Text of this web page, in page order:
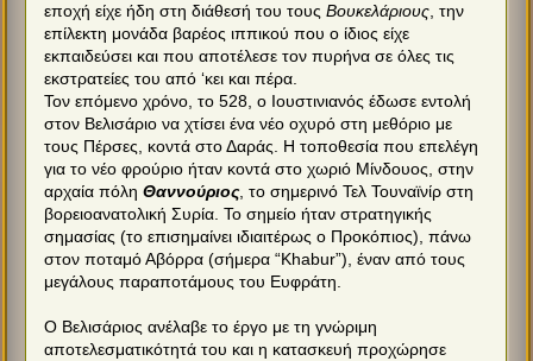
εποχή είχε ήδη στη διάθεσή του τουςΒουκελάριους, την
επίλεκτη μονάδα βαρέος ιππικού που ο ίδιος είχε
εκπαιδεύσει και που αποτέλεσε τον πυρήνα σε όλες τις
εκστρατείες του από ‘κει και πέρα.
Τον επόμενο χρόνο, το 528, ο Ιουστινιανός έδωσε εντολή
στον Βελισάριο να χτίσει ένα νέο οχυρό στη μεθόριο με
τους Πέρσες, κοντά στο Δαράς. Η τοποθεσία που επελέγη
για το νέο φρούριο ήταν κοντά στο χωριό Μίνδουος, στην
αρχαία πόληΘαννούριος, το σημερινό Τελ Τουναϊνίρ στη
βορειοανατολική Συρία. Το σημείο ήταν στρατηγικής
σημασίας (το επισημαίνει ιδιαιτέρως ο Προκόπιος), πάνω
στον ποταμό Αβόρρα (σήμερα “Khabur”), έναν από τους
μεγάλους παραποτάμους του Ευφράτη.
Ο Βελισάριος ανέλαβε το έργο με τη γνώριμη
αποτελεσματικότητά του και η κατασκευή προχώρησε